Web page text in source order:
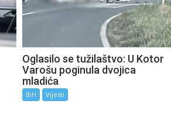
Oglasilo se tužilaštvo: U Kotor
Varošu poginula dvojica
mladića
BiH Vijesti